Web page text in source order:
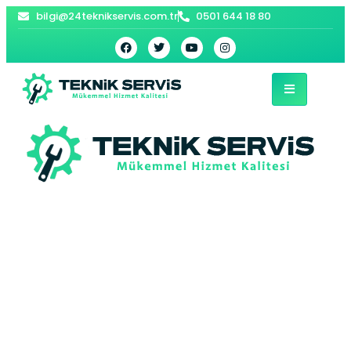
bilgi@24teknikservis.com.tr 0501 644 18 80